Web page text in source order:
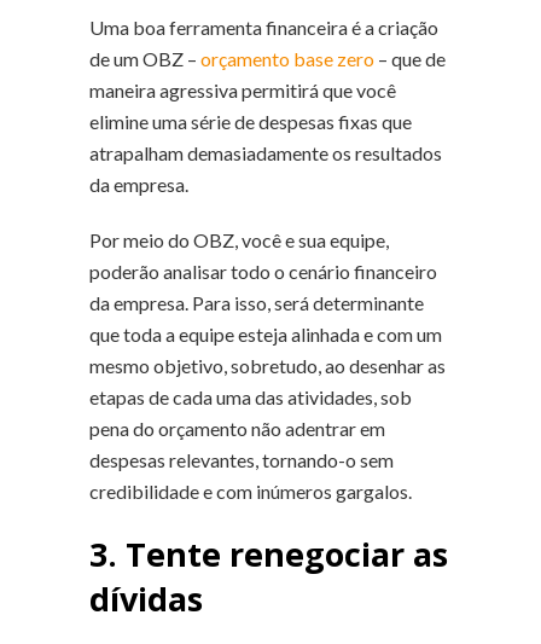
Uma boa ferramenta financeira é a criação
de um OBZ – orçamento base zero – que de
maneira agressiva permitirá que você
elimine uma série de despesas fixas que
atrapalham demasiadamente os resultados
da empresa.
Por meio do OBZ, você e sua equipe,
poderão analisar todo o cenário financeiro
da empresa. Para isso, será determinante
que toda a equipe esteja alinhada e com um
mesmo objetivo, sobretudo, ao desenhar as
etapas de cada uma das atividades, sob
pena do orçamento não adentrar em
despesas relevantes, tornando-o sem
credibilidade e com inúmeros gargalos.
3. Tente renegociar as
dívidas